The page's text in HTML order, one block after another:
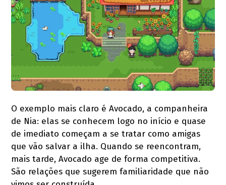
O exemplo mais claro é Avocado, a companheira
de Nia: elas se conhecem logo no início e quase
de imediato começam a se tratar como amigas
que vão salvar a ilha. Quando se reencontram,
mais tarde, Avocado age de forma competitiva.
São relações que sugerem familiaridade que não